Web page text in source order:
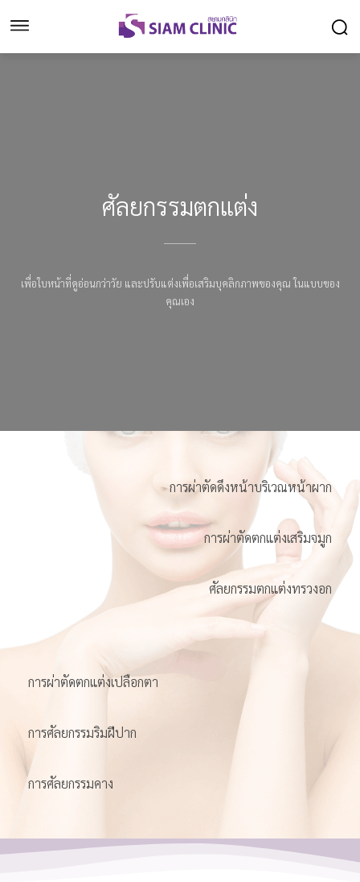
ศัลยกรรมตกแต่ง
เพื่อใบหน้าที่ดูอ่อนกว่าวัย และปรับแต่งเพื่อเสริมบุคลิกภาพของคุณ ในแบบของ
คุณเอง
การผ่าตัดดึงหน้าบริเวณหน้าผาก
การผ่าตัดตกแต่งเสริมจมูก
ศัลยกรรมตกแต่งทรวงอก
การผ่าตัดตกแต่งเปลือกตา
การศัลยกรรมริมฝีปาก
การศัลยกรรมคาง